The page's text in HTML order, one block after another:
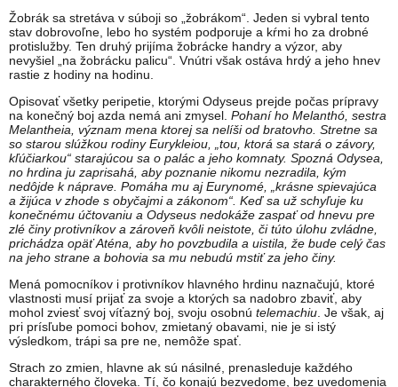
Žobrák sa stretáva v súboji so „žobrákom“. Jeden si vybral tento
stav dobrovoľne, lebo ho systém podporuje a kŕmi ho za drobné
protislužby. Ten druhý prijíma žobrácke handry a výzor, aby
nevyšiel „na žobrácku palicu“. Vnútri však ostáva hrdý a jeho hnev
rastie z hodiny na hodinu.
Opisovať všetky peripetie, ktorými Odyseus prejde počas prípravy
na konečný boj azda nemá ani zmysel. Pohaní ho Melanthó, sestra
Melantheia, význam mena ktorej sa nelíši od bratovho. Stretne sa
so starou slúžkou rodiny Eurykleiou, „tou, ktorá sa stará o závory,
kľúčiarkou“ starajúcou sa o palác a jeho komnaty. Spozná Odysea,
no hrdina ju zaprisahá, aby poznanie nikomu nezradila, kým
nedôjde k náprave. Pomáha mu aj Eurynomé, „krásne spievajúca
a žijúca v zhode s obyčajmi a zákonom“. Keď sa už schyľuje ku
konečnému účtovaniu a Odyseus nedokáže zaspať od hnevu pre
zlé činy protivníkov a zároveň kvôli neistote, či túto úlohu zvládne,
prichádza opäť Aténa, aby ho povzbudila a uistila, že bude celý čas
na jeho strane a bohovia sa mu nebudú mstiť za jeho činy.
Mená pomocníkov i protivníkov hlavného hrdinu naznačujú, ktoré
vlastnosti musí prijať za svoje a ktorých sa nadobro zbaviť, aby
mohol zviesť svoj víťazný boj, svoju osobnú telemachiu . Je však, aj
pri prísľube pomoci bohov, zmietaný obavami, nie je si istý
výsledkom, trápi sa pre ne, nemôže spať.
Strach zo zmien, hlavne ak sú násilné, prenasleduje každého
charakterného človeka. Tí, čo konajú bezvedome, bez uvedomenia